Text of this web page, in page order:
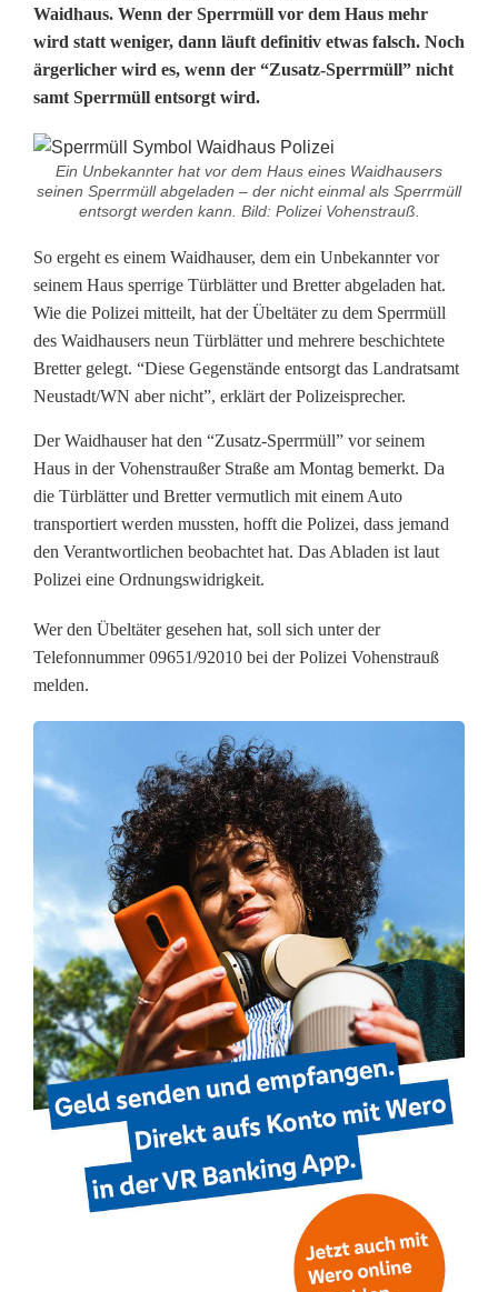
S
p
e
r
r
ü
l
l
-
L
a
d
u
g
m
c
t
Ä
r
g
e
r
Waidhaus. Wenn der Sperrmüll vor dem Haus mehr
wird statt weniger, dann läuft definitiv etwas falsch. Noch
ärgerlicher wird es, wenn der “Zusatz-Sperrmüll” nicht
samt Sperrmüll entsorgt wird.
Ein Unbekannter hat vor dem Haus eines Waidhausers
seinen Sperrmüll abgeladen – der nicht einmal als Sperrmüll
entsorgt werden kann. Bild: Polizei Vohenstrauß.
So ergeht es einem Waidhauser, dem ein Unbekannter vor
seinem Haus sperrige Türblätter und Bretter abgeladen hat.
Wie die Polizei mitteilt, hat der Übeltäter zu dem Sperrmüll
des Waidhausers neun Türblätter und mehrere beschichtete
Bretter gelegt. “Diese Gegenstände entsorgt das Landratsamt
Neustadt/WN aber nicht”, erklärt der Polizeisprecher.
Der Waidhauser hat den “Zusatz-Sperrmüll” vor seinem
Haus in der Vohenstraußer Straße am Montag bemerkt. Da
die Türblätter und Bretter vermutlich mit einem Auto
transportiert werden mussten, hofft die Polizei, dass jemand
den Verantwortlichen beobachtet hat. Das Abladen ist laut
Polizei eine Ordnungswidrigkeit.
Wer den Übeltäter gesehen hat, soll sich unter der
Telefonnummer 09651/92010 bei der Polizei Vohenstrauß
melden.